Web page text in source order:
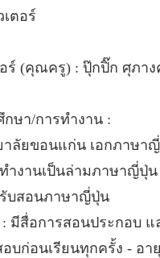
ตอร์
ร์ (คุณครู) : ปุ๊กปิ๊ก ศุภาง
ษา/การทำงาน :
าลัยขอนแก่น เอกภาษา
ำงานเป็นล่ามภาษาญี่ปุ่น
บสอนภาษาญี่ปุ่น
: มีสื่อการสอนประกอบ แ
บก่อนเรียนทุกครั้ง - อา